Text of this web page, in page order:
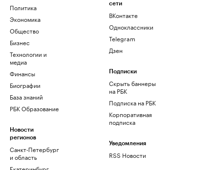
Политика
Экономика
Общество
Бизнес
Технологии и
медиа
Финансы
Биографии
База знаний
РБК Образование
Новости
регионов
Санкт-Петербург
и область
сети
ВКонтакте
Одноклассники
Telegram
Дзен
Подписки
Скрыть баннеры
на РБК
Подписка на РБК
Корпоративная
подписка
Уведомления
RSS Новости